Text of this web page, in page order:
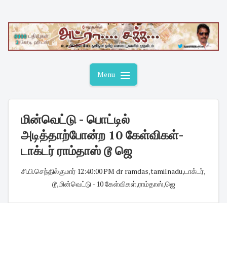
content
Menu
மின்வெட்டு - பொட்டில்
அடித்தாற்போன்ற 10 கேள்விகள்-
டாக்டர் ராம்தாஸ் டூ ஜெ
சி.பி.செந்தில்குமார் 12:40:00 PM dr ramdas,tamilnadu,டாக்டர்,
டூ,மின்வெட்டு - 10 கேள்விகள்,ராம்தாஸ்,ஜெ